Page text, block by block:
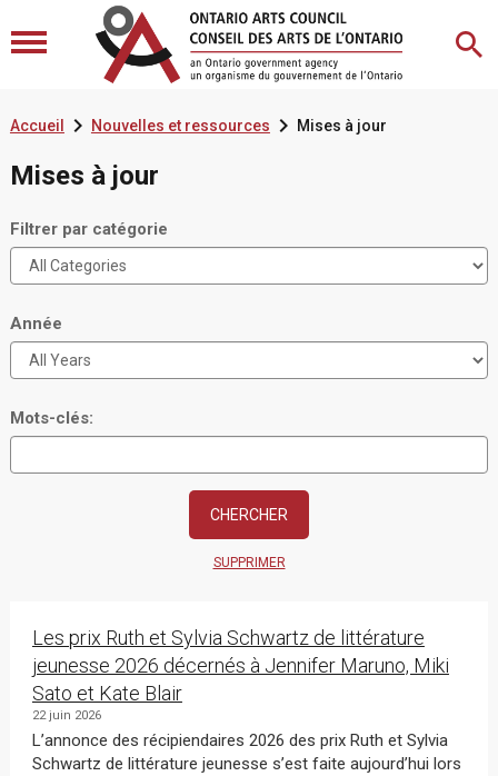
Accueil  Nouvelles et ressources Mises à jour
Mises à jour
Filtrer par catégorie
Année
Mots-clés:
SUPPRIMER
Les prix Ruth et Sylvia Schwartz de littérature
jeunesse 2026 décernés à Jennifer Maruno, Miki
Sato et Kate Blair
22 juin 2026
L’annonce des récipiendaires 2026 des prix Ruth et Sylvia
Schwartz de littérature jeunesse s’est faite aujourd’hui lors